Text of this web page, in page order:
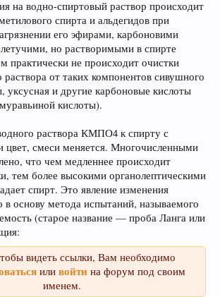
на водно-спиртовый раствор происходит
спирта и альдегидов при
его эфирами, карбоновими
но растворимыми в спирте
практически не происходит очистки
раствора от таких компонентов сивушного
уксусная и другие карбоновые кислоты
кислоты).
раствора КМПО4 к спирту с
цвет, смеси меняется. Многочисленными
что чем медленнее происходит
тем более высокими органолептическими
спирт. Это явление изменения
в основу метода испытаний, называемого
(старое название — проба Ланга или
видеть ссылки, Вам необходимо
или войтина форум под своим
именем.